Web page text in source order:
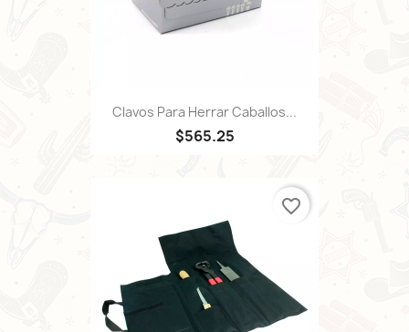
Clavos Para Herrar Caballos...
$565.25
favorite_border